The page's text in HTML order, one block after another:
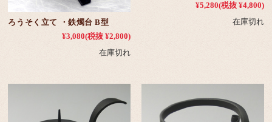
ろうそく立て ・鉄燭台 B型
¥3,080(税抜 ¥2,800)
在庫切れ
¥5,280(税抜 ¥4,800)
在庫切れ